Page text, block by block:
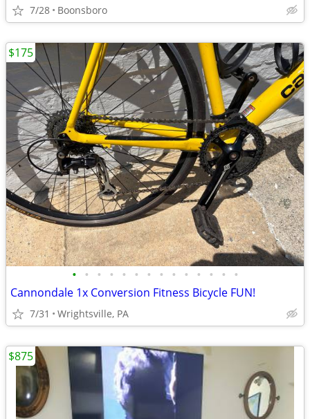
7/28 Boonsboro
• • • • • • • • • • • • • •
Cannondale 1x Conversion Fitness Bicycle FUN!
7/31 Wrightsville, PA
$175
$875